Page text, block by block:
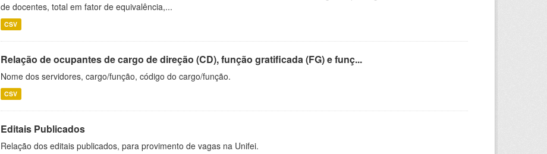
de docentes, total em fator de equivalência,...
CSV
Relação de ocupantes de cargo de direção (CD), função gratificada (FG) e funç...
Nome dos servidores, cargo/função, código do cargo/função.
CSV
Editais Publicados
Relação dos editais publicados, para provimento de vagas na Unifei.